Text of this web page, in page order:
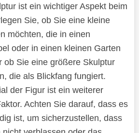
ist ein wichtiger Aspekt beim
Sie, ob Sie eine kleine
möchten, die in einen
oder in einen kleinen Garten
ob Sie eine größere Skulptur
die als Blickfang fungiert.
der Figur ist ein weiterer
Achten Sie darauf, dass es
ist, um sicherzustellen, dass